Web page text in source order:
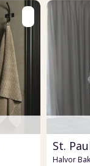
St.
Halvor